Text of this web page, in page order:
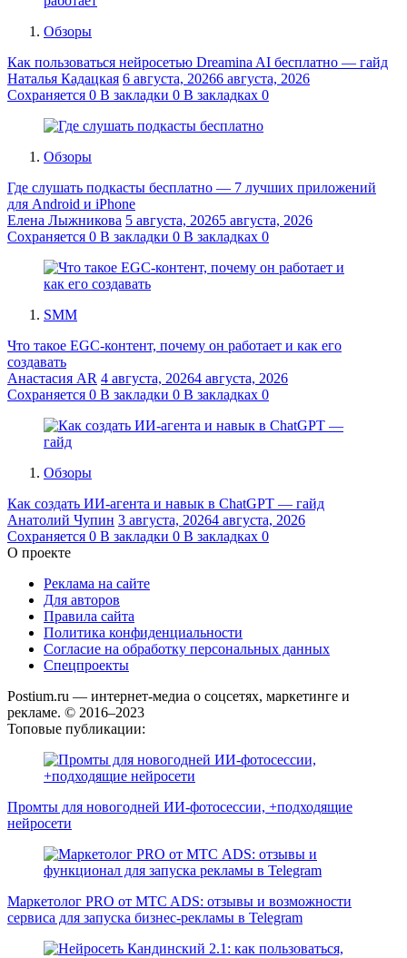
Обзоры
Как пользоваться нейросетью Dreamina AI бесплатно — гайд
Наталья Кадацкая 6 августа, 20266 августа, 2026
Сохраняется 0 В закладки 0 В закладках 0
Обзоры
Где слушать подкасты бесплатно — 7 лучших приложений
для Android и iPhone
Елена Лыжникова 5 августа, 20265 августа, 2026
Сохраняется 0 В закладки 0 В закладках 0
SMM
Что такое EGC-контент, почему он работает и как его
создавать
Анастасия AR 4 августа, 20264 августа, 2026
Сохраняется 0 В закладки 0 В закладках 0
Обзоры
Как создать ИИ-агента и навык в ChatGPT — гайд
Анатолий Чупин 3 августа, 20264 августа, 2026
Сохраняется 0 В закладки 0 В закладках 0
О проекте
Реклама на сайте
Для авторов
Правила сайта
Политика конфиденциальности
Согласие на обработку персональных данных
Спецпроекты
Postium.ru — интернет-медиа о соцсетях, маркетинге и
рекламе. © 2016–2023
Топовые публикации:
Промты для новогодней ИИ-фотосессии, +подходящие
нейросети
Маркетолог PRO от MTC ADS: отзывы и возможности
сервиса для запуска бизнес-рекламы в Telegram